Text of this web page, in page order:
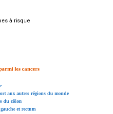
à risque
les cancers
aux autres régions du monde
du côlon
et rectum